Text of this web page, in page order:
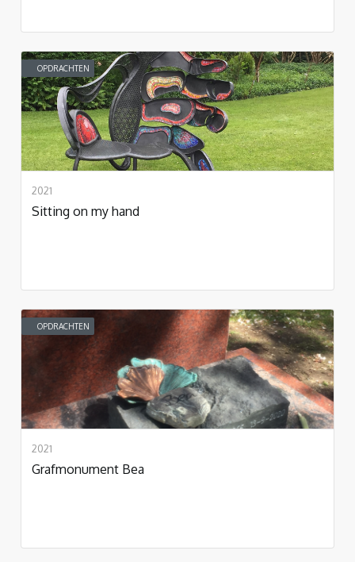
OPDRACHTEN
2021
Sitting on my hand
OPDRACHTEN
2021
Grafmonument Bea